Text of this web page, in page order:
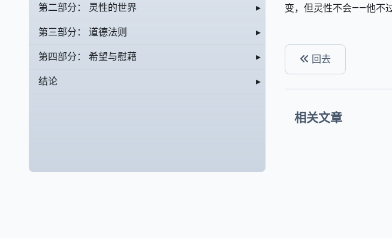
第二部分： 灵性的世界 ▸
第三部分： 道德法则 ▸
第四部分： 希望与慰藉 ▸
结论 ▸
变，但灵性不会——他不
回去
相关文章